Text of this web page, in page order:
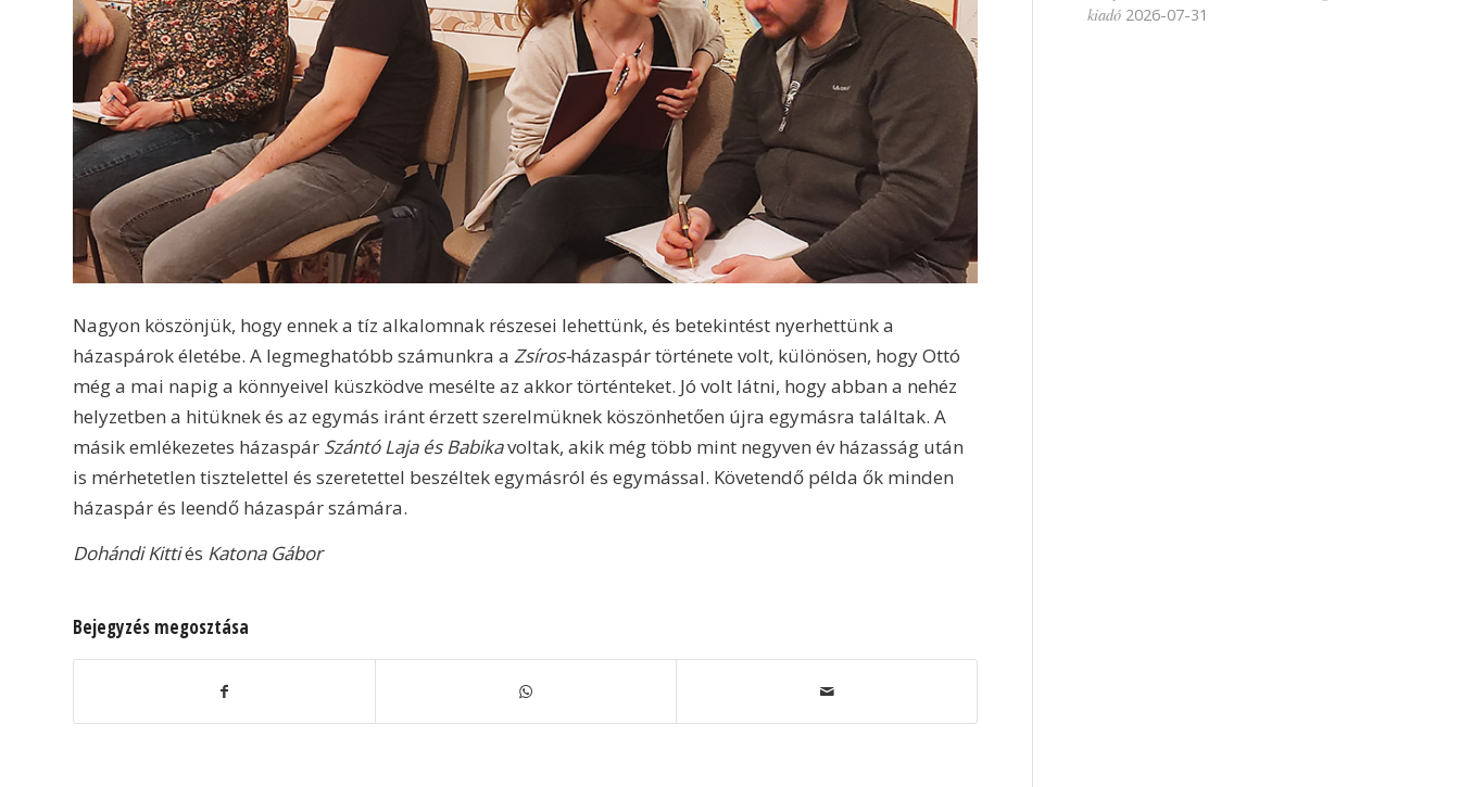
Nagyon köszönjük, hogy ennek a tíz alkalomnak részesei lehettünk, és betekintést nyerhettünk a
házaspárok életébe. A legmeghatóbb számunkra a Zsíros-házaspár története volt, különösen, hogy Ottó
még a mai napig a könnyeivel küszködve mesélte az akkor történteket. Jó volt látni, hogy abban a nehéz
helyzetben a hitüknek és az egymás iránt érzett szerelmüknek köszönhetően újra egymásra találtak. A
másik emlékezetes házaspár Szántó Laja és Babikavoltak, akik még több mint negyven év házasság után
is mérhetetlen tisztelettel és szeretettel beszéltek egymásról és egymással. Követendő példa ők minden
házaspár és leendő házaspár számára.
Dohándi Kittiés Katona Gábor
Bejegyzés megosztása
kiadó 2026-07-31